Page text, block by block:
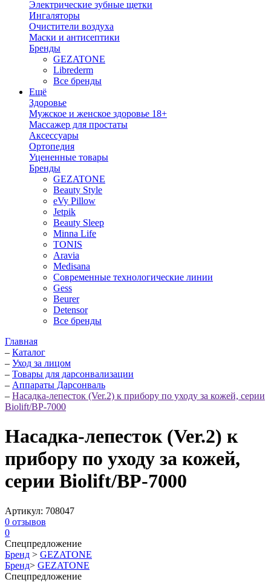
Электрические зубные щетки
Ингаляторы
Очистители воздуха
Маски и антисептики
Бренды
GEZATONE
Librederm
Все бренды
Ещё
Здоровье
Мужское и женское здоровье 18+
Массажер для простаты
Аксессуары
Ортопедия
Уцененные товары
Бренды
GEZATONE
Beauty Style
eVy Pillow
Jetpik
Beauty Sleep
Minna Life
TONIS
Aravia
Medisana
Современные технологические линии
Gess
Beurer
Detensor
Все бренды
Главная
– Каталог
– Уход за лицом
– Товары для дарсонвализации
– Аппараты Дарсонваль
– Насадка-лепесток (Ver.2) к прибору по уходу за кожей, серии
Biolift/BP-7000
Насадка-лепесток (Ver.2) к
прибору по уходу за кожей,
серии Biolift/BP-7000
Артикул: 708047
0 отзывов
0
Спецпредложение
Бренд > GEZATONE
Бренд> GEZATONE
Спецпредложение